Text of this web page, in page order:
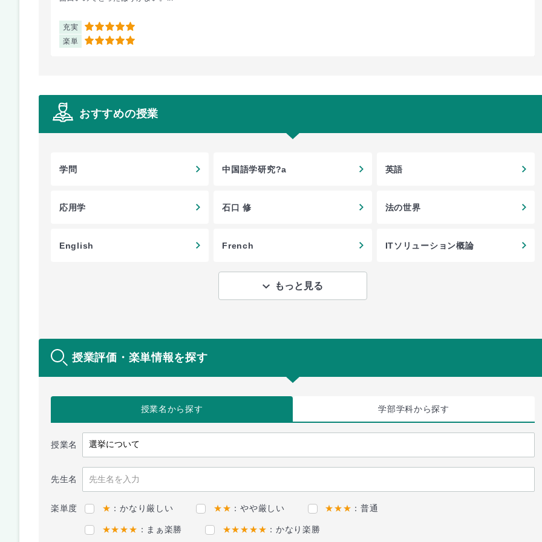
充実 5
楽単 5
おすすめの授業
学問 中国語学研究?a 英語
応用学 石口 修 法の世界
English French ITソリューション概論
もっと見る
授業評価・楽単情報を探す
授業名から探す 学部学科から探す
授業名
先生名
楽単度 ★ ：かなり厳しい ★★ ：やや厳しい ★★★ ：普通
★★★★ ：まぁ楽勝 ★★★★★ ：かなり楽勝